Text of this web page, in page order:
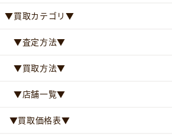
▼買取カテゴリ▼
▼査定方法▼
▼買取方法▼
▼店舗一覧▼
▼買取価格表▼